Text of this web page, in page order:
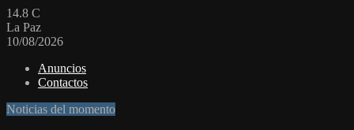
14.8 C
La Paz
10/08/2026
Anuncios
Contactos
Noticias del momento